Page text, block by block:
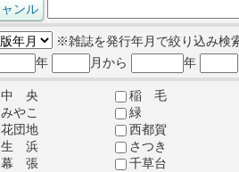
※雑誌を発行年月で絞り込み検
年
月から 年
中 央
稲 毛
みやこ
緑
花団地
西都賀
生 浜
さつき
幕 張
千草台